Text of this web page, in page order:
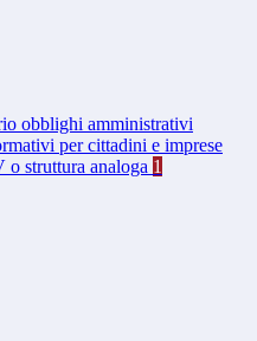
obblighi amministrativi
per cittadini e imprese
struttura analoga 1